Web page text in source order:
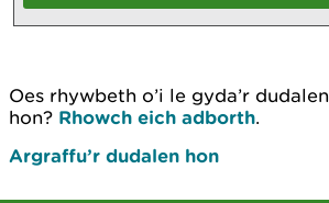
Oes rhywbeth o’i le gyda’r dudalen
hon? Rhowch eich adborth.
Argraffu’r dudalen hon